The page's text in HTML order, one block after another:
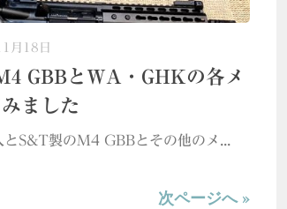
月18日
GBBとWA・GHKの各メ
ました
S&T製のM4 GBBとその他のメ...
次ページへ »